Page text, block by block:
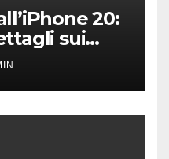
20:
sui
top di